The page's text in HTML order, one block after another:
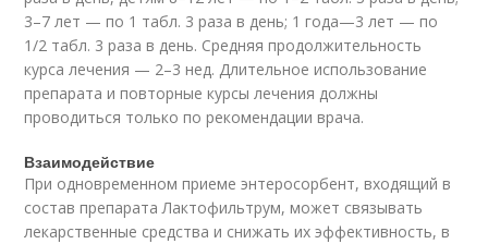
3–7 лет — по 1 табл. 3 раза в день; 1 года—3 лет — по
1/2 табл. 3 раза в день. Средняя продолжительность
курса лечения — 2–3 нед. Длительное использование
препарата и повторные курсы лечения должны
проводиться только по рекомендации врача.
Взаимодействие
При одновременном приеме энтеросорбент, входящий в
состав препарата Лактофильтрум, может связывать
лекарственные средства и снижать их эффективность, в